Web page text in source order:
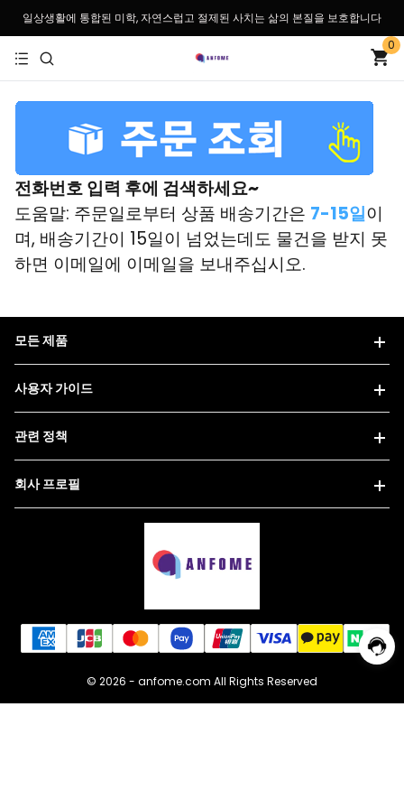
일상생활에 통합된 미학, 자연스럽고 절제된 사치는 삶의 본질을 보호합니다
0
전화번호 입력 후에 검색하세요~
도움말: 주문일로부터 상품 배송기간은 7-15일이
며, 배송기간이 15일이 넘었는데도 물건을 받지 못
하면 이메일에 이메일을 보내주십시오.
모든 제품
사용자 가이드
관련 정책
회사 프로필
© 2026 - anfome.com All Rights Reserved